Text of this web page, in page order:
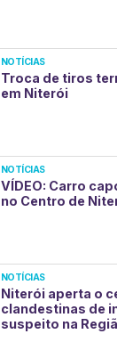
NOTÍCIAS
Troca de tiros
em Niterói
NOTÍCIAS
VÍDEO: Carro
no Centro de
NOTÍCIAS
Niterói aperta o
clandestinas de
suspeito na